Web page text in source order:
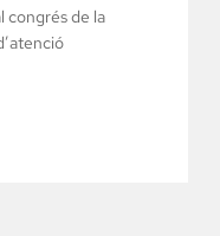
congrés de la